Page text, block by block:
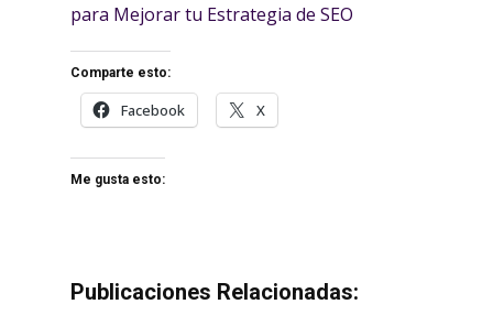
para Mejorar tu Estrategia de SEO
Comparte esto:
Facebook X
Me gusta esto:
Publicaciones Relacionadas: